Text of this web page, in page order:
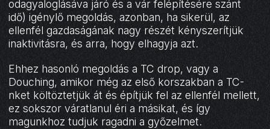
odagyaloglásáva járó és a vár felépítésére szánt
idő) igénylő megoldás, azonban, ha sikerül, az
ellenfél gazdaságának nagy részét kényszerítjük
inaktivitásra, és arra, hogy elhagyja azt.
Ehhez hasonló megoldás a TC drop, vagy a
Douching, amikor még az első korszakban a TC-
nket költöztetjük át és építjük fel az ellenfél mellett,
ez sokszor váratlanul éri a másikat, és így
magunkhoz tudjuk ragadni a győzelmet.